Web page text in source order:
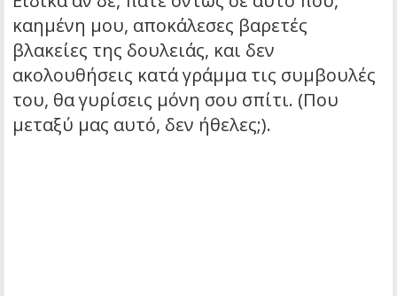
καημένη μου, αποκάλεσες βαρετές
βλακείες της δουλειάς, και δεν
ακολουθήσεις κατά γράμμα τις συμβουλές
του, θα γυρίσεις μόνη σου σπίτι. (Που
μεταξύ μας αυτό, δεν ήθελες;).